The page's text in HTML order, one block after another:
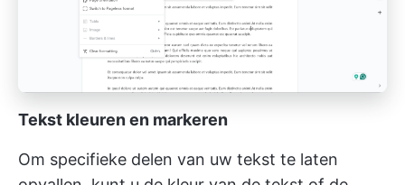
Tekst kleuren en markeren
Om specifieke delen van uw tekst te laten